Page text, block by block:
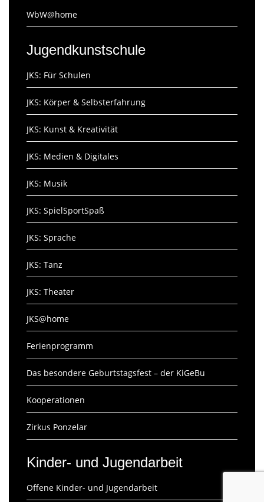
WbW@home
Jugendkunstschule
JKS: Für Schulen
JKS: Körper & Selbsterfahrung
JKS: Kunst & Kreativität
JKS: Medien & Digitales
JKS: Musik
JKS: SpielSportSpaß
JKS: Sprache
JKS: Tanz
JKS: Theater
JKS@home
Ferienprogramm
Das besondere Geburtstagsfest – der KiGeBu
Kooperationen
Zirkus Ponzelar
Kinder- und Jugendarbeit
Offene Kinder- und Jugendarbeit